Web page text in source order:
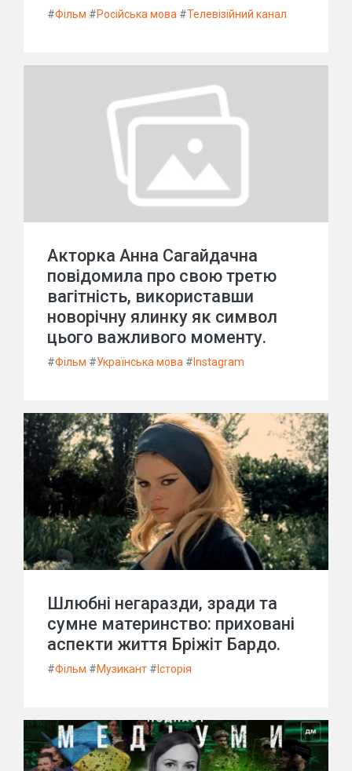
#Фільм #Російська мова #Телевізійний канал
Акторка Анна Сагайдачна
повідомила про свою третю
вагітність, використавши
новорічну ялинку як символ
цього важливого моменту.
#Фільм #Українська мова # Instagram
Шлюбні негаразди, зради та
сумне материнство: приховані
аспекти життя Бріжіт Бардо.
#Фільм #Музикант # Історія